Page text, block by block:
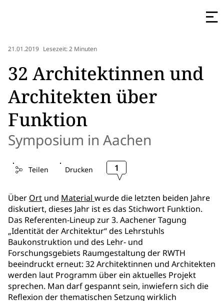
21.01.2019 Lesezeit: 2 Minuten
32 Architektinnen und
Architekten über
Funktion
Symposium in Aachen
Teilen Drucken 1
Über Ort und Material wurde die letzten beiden Jahre
diskutiert, dieses Jahr ist es das Stichwort Funktion.
Das Referenten-Lineup zur 3. Aachener Tagung
„Identität der Architektur“ des Lehrstuhls
Baukonstruktion und des Lehr- und
Forschungsgebiets Raumgestaltung der RWTH
beeindruckt erneut: 32 Architektinnen und Architekten
werden laut Programm über ein aktuelles Projekt
sprechen. Man darf gespannt sein, inwiefern sich die
Reflexion der thematischen Setzung wirklich